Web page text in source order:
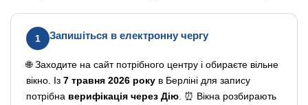
1 Запишіться в електронну чергу
🌐 Заходите на сайт потрібного центру і обираєте вільне
вікно. Із 7 травня 2026 року в Берліні для запису
потрібна верифікація через Дію . ⏰ Вікна розбирають